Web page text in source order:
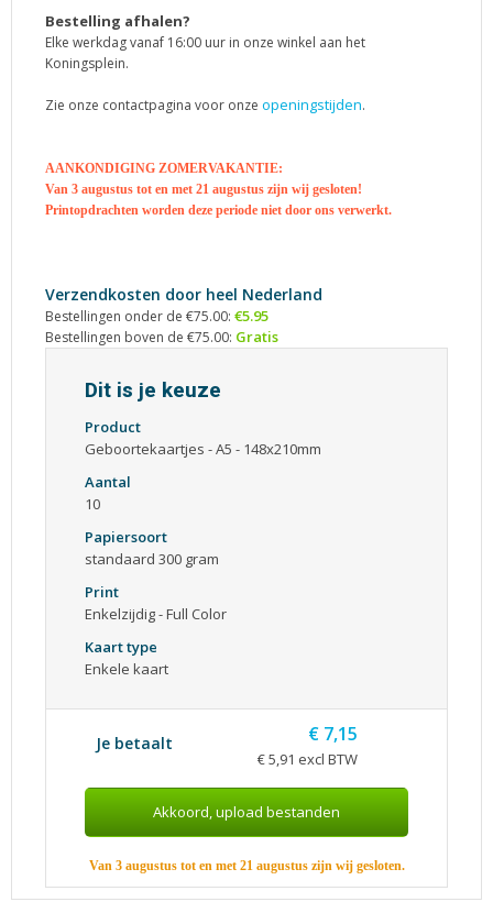
Bestelling afhalen?
Elke werkdag vanaf 16:00 uur in onze winkel aan het
Koningsplein.
Zie onze contactpagina voor onze openingstijden.
AANKONDIGING ZOMERVAKANTIE:
Van 3 augustus tot en met 21 augustus zijn wij gesloten!
Printopdrachten worden deze periode niet door ons verwerkt.
Verzendkosten door heel Nederland
Bestellingen onder de €75.00: €5.95
Bestellingen boven de €75.00: Gratis
Dit is je keuze
Product
Geboortekaartjes - A5 - 148x210mm
Aantal
10
Papiersoort
standaard 300 gram
Print
Enkelzijdig - Full Color
Kaart type
Enkele kaart
Je betaalt € 7,15
€ 5,91 excl BTW
Van 3 augustus tot en met 21 augustus zijn wij gesloten.